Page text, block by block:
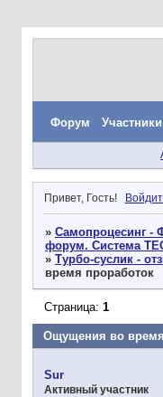
Форум Участники
Привет, Гость!
» Самопроцесинг -
форум. Система
» Турбо-суслик -
время проработок
Ощущения во
Страница: 1
Sur
Активный участник